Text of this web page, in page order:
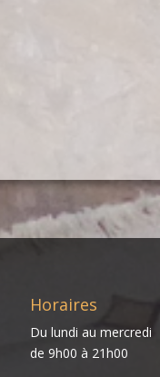
Horaires
Du lundi au mercredi
de 9h00 à 21h00